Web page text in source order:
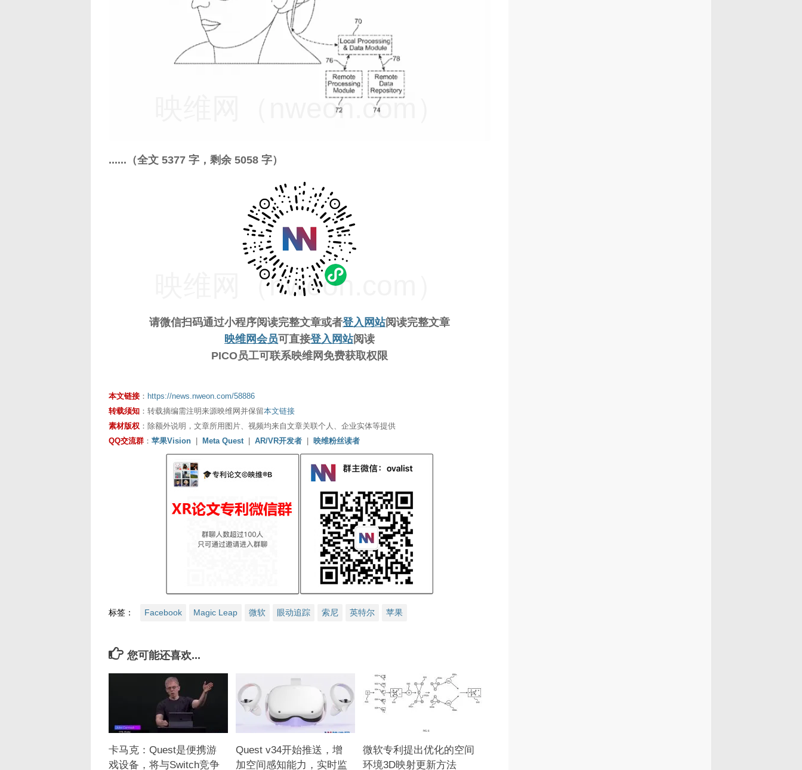
......（全文 5377 字，剩余 5058 字）
请微信扫码通过小程序阅读完整文章或者登入网站阅读完整文章
映维网会员可直接登入网站阅读
PICO员工可联系映维网免费获取权限
映维网（nweon.com）
映维网（nweon.com）
本文链接 ： https://news.nweon.com/58886
转载须知 ：转载摘编需注明来源映维网并保留本文链接
素材版权 ：除额外说明，文章所用图片、视频均来自文章关联个人、企业实体等提供
QQ交流群 ： 苹果Vision Meta Quest AR/VR开发者 映维粉丝读者
标签： Facebook Magic Leap 微软 眼动追踪 索尼 英特尔 苹果
您可能还喜欢...
卡马克：Quest是便携游
戏设备，将与Switch竞争
Quest v34开始推送，增
加空间感知能力，实时监
微软专利提出优化的空间
环境3D映射更新方法